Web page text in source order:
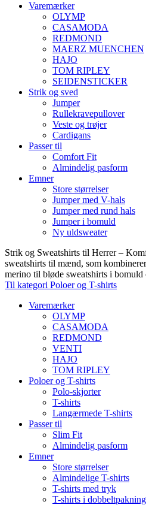
Varemærker
OLYMP
CASAMODA
REDMOND
MAERZ MUENCHEN
HAJO
TOM RIPLEY
SEIDENSTICKER
Strik og sved
Jumper
Rullekravepullover
Veste og trøjer
Cardigans
Passer til
Comfort Fit
Almindelig pasform
Emner
Store størrelser
Jumper med V-hals
Jumper med rund hals
Jumper i bomuld
Ny uldsweater
Strik og Sweatshirts til Herrer –
sweatshirts til mænd, som
merino til bløde sweatshirts i bomuld
Til kategori Poloer og T-shirts
Varemærker
OLYMP
CASAMODA
REDMOND
VENTI
HAJO
TOM RIPLEY
Poloer og T-shirts
Polo-skjorter
T-shirts
Langærmede T-shirts
Passer til
Slim Fit
Almindelig pasform
Emner
Store størrelser
Almindelige T-shirts
T-shirts med tryk
T-shirts i dobbeltpakning